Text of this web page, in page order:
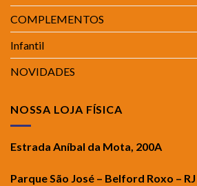
COMPLEMENTOS
Infantil
NOVIDADES
NOSSA LOJA FÍSICA
Estrada Aníbal da Mota, 200A
Parque São José – Belford Roxo – RJ